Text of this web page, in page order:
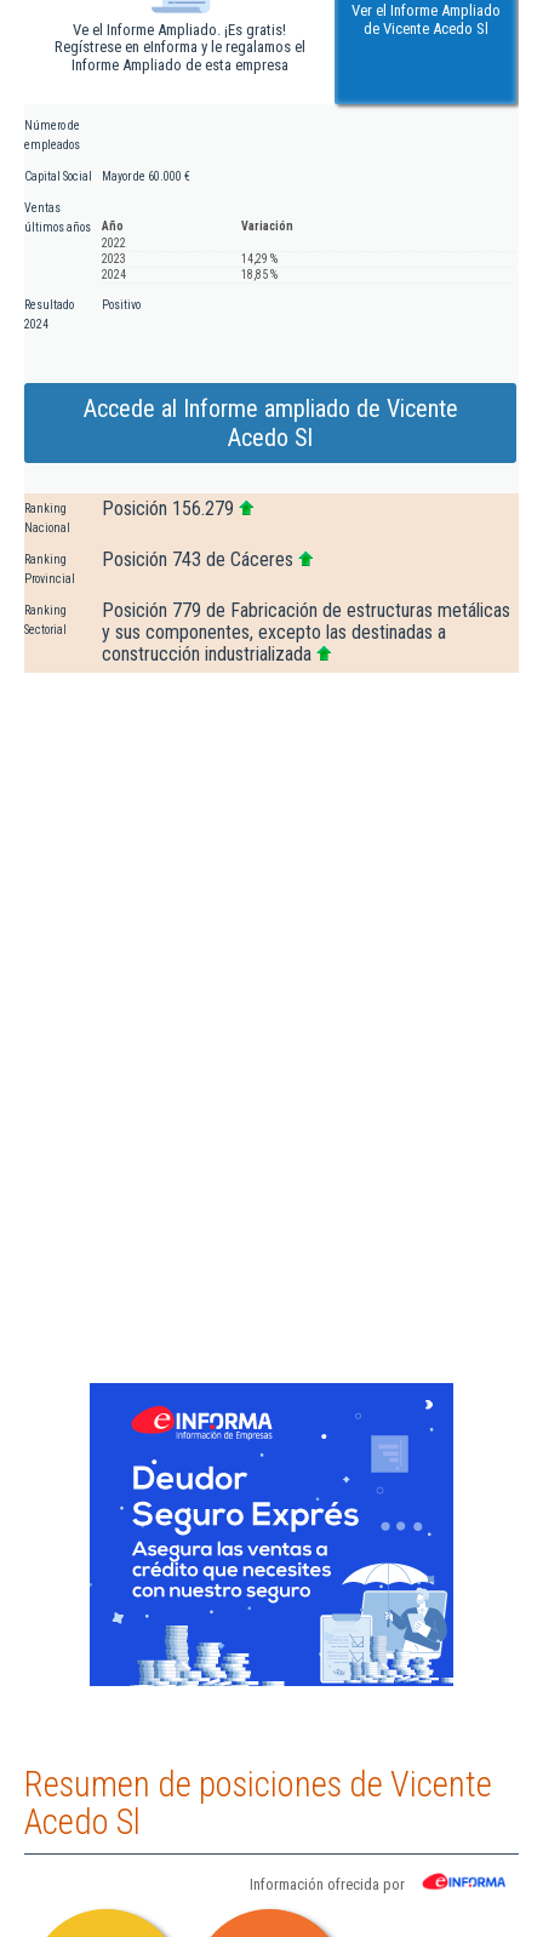
Ve el Informe Ampliado. ¡Es gratis!
Regístrese en eInforma y le regalamos el
Informe Ampliado de esta empresa
Ver el Informe Ampliado
de Vicente Acedo Sl
Número de
empleados
Capital Social Mayor de 60.000 €
Ventas
últimos años
Año
Variación
2022
2023
14,29 %
2024
18,85 %
Resultado
2024
Positivo
Accede al Informe ampliado de Vicente
Acedo Sl
Ranking
Nacional
Posición 156.279
Ranking
Provincial
Posición 743 de Cáceres
Ranking
Sectorial
Posición 779 de Fabricación de estructuras metálicas
y sus componentes, excepto las destinadas a
construcción industrializada
Resumen de posiciones de Vicente
Acedo Sl
Información ofrecida por